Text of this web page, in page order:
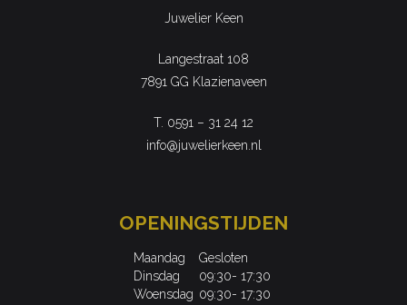
Juwelier Keen
Langestraat 108
7891 GG Klazienaveen
T. 0591 – 31 24 12
info@juwelierkeen.nl
OPENINGSTIJDEN
Maandag
Gesloten
Dinsdag
09:30- 17:30
Woensdag 09:30- 17:30